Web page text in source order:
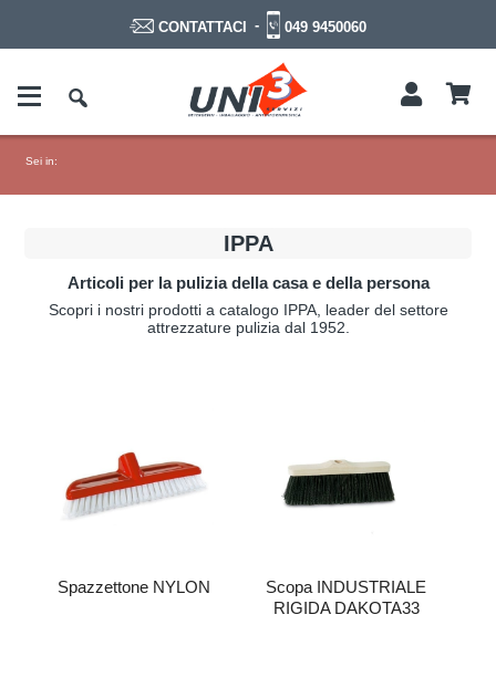
CONTATTACI - 049 9450060
Sei in:
IPPA
Articoli per la pulizia della casa e della persona
Scopri i nostri prodotti a catalogo IPPA, leader del settore
attrezzature pulizia dal 1952.
Spazzettone NYLON
Scopa INDUSTRIALE
RIGIDA DAKOTA33